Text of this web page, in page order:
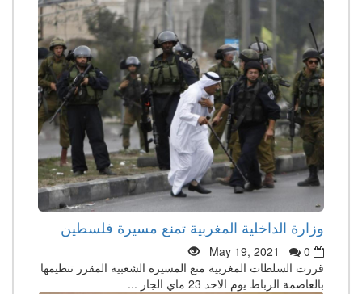
وزارة الداخلية المغربية تمنع مسيرة فلسطين
May 19, 2021
0
قررت السلطات المغربية منع المسيرة الشعبية المقرر تنظيمها
بالعاصمة الرباط يوم الاحد 23 ماي الجار ...